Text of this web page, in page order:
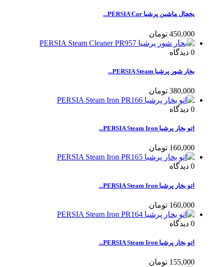
یخچال ماشین پرشیا PERSIA Car...
450,000 تومان
0 دیدگاه
بخار شور پرشیا PERSIA Steam...
380,000 تومان
0 دیدگاه
اتو بخار پرشیا PERSIA Steam Iron...
160,000 تومان
0 دیدگاه
اتو بخار پرشیا PERSIA Steam Iron...
160,000 تومان
0 دیدگاه
اتو بخار پرشیا PERSIA Steam Iron...
155,000 تومان